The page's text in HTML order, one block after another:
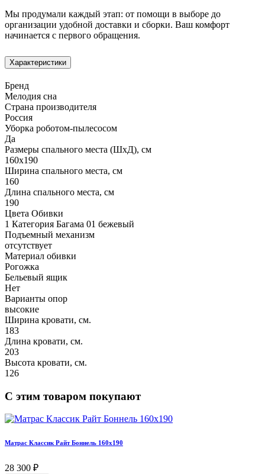
Мы продумали каждый этап: от помощи в выборе до
организации удобной доставки и сборки. Ваш комфорт
начинается с первого обращения.
Характеристики
Бренд
Мелодия сна
Страна производителя
Россия
Уборка роботом-пылесосом
Да
Размеры спального места (ШхД), см
160х190
Ширина спального места, см
160
Длина спального места, см
190
Цвета Обивки
1 Категория Багама 01 бежевый
Подъемный механизм
отсутствует
Материал обивки
Рогожка
Бельевый ящик
Нет
Варианты опор
высокие
Ширина кровати, см.
183
Длина кровати, см.
203
Высота кровати, см.
126
С этим товаром покупают
Матрас Классик Райт Боннель 160х190
28 300 ₽